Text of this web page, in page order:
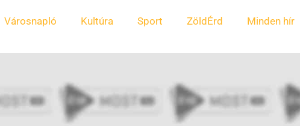
Városnapló Kultúra Sport ZöldÉrd Minden hír